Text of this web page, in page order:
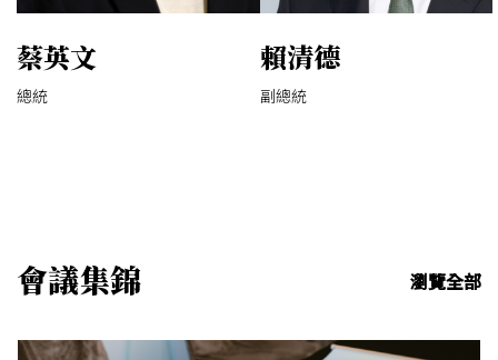
蔡英文
總統
賴清德
副總統
會議集錦 瀏覽全部